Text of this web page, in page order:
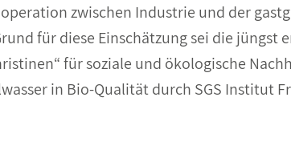
zwischen Industrie und der
für diese Einschätzung sei die jüngst
für soziale und ökologische
in Bio-Qualität durch SGS Institut